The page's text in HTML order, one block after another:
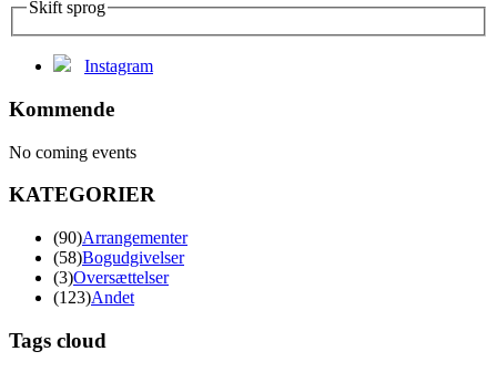
Skift sprog
Instagram
Kommende
No coming events
KATEGORIER
(90)Arrangementer
(58)Bogudgivelser
(3)Oversættelser
(123)Andet
Tags cloud